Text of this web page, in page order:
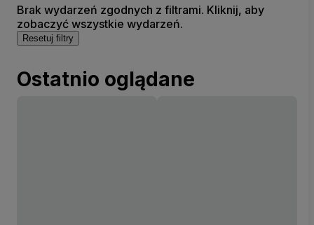
Brak wydarzeń zgodnych z filtrami. Kliknij, aby
zobaczyć wszystkie wydarzeń.
Resetuj filtry
Ostatnio oglądane